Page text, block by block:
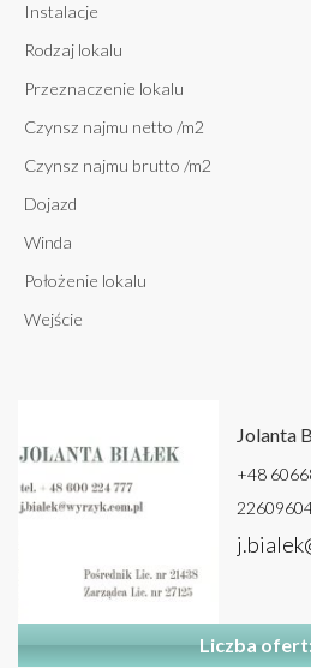
Instalacje
Rodzaj lokalu
Przeznaczenie lokalu
Czynsz najmu netto /m2
Czynsz najmu brutto /m2
Dojazd
Winda
Położenie lokalu
Wejście
Jolanta
+48
Liczba